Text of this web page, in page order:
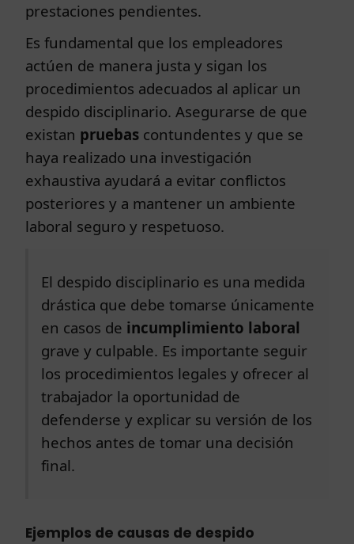
prestaciones pendientes.
Es fundamental que los empleadores
actúen de manera justa y sigan los
procedimientos adecuados al aplicar un
despido disciplinario. Asegurarse de que
existan pruebas contundentes y que se
haya realizado una investigación
exhaustiva ayudará a evitar conflictos
posteriores y a mantener un ambiente
laboral seguro y respetuoso.
El despido disciplinario es una medida
drástica que debe tomarse únicamente
en casos de incumplimiento laboral
grave y culpable. Es importante seguir
los procedimientos legales y ofrecer al
trabajador la oportunidad de
defenderse y explicar su versión de los
hechos antes de tomar una decisión
final.
Ejemplos de causas de despido